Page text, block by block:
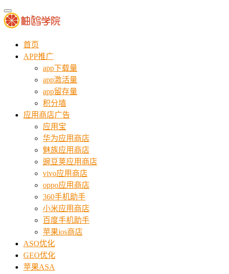
首页
APP推广
app下载量
app激活量
app留存量
积分墙
应用商店广告
应用宝
华为应用商店
魅族应用商店
豌豆荚应用商店
vivo应用商店
oppo应用商店
360手机助手
小米应用商店
百度手机助手
苹果ios商店
ASO优化
GEO优化
苹果ASA